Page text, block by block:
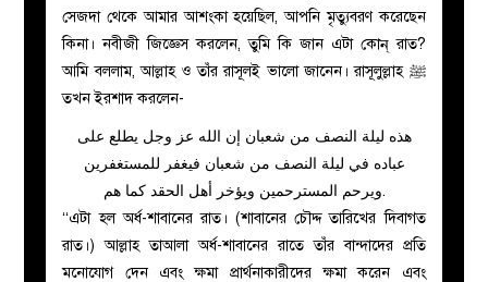
সেজদা থেকে আমার আশংকা হয়েছিল, আপনি মৃত্যুবরণ করেছেন
কিনা। নবীজী জিজ্ঞেস করলেন, তুমি কি জান এটা কোন্ রাত?
আমি বললাম, আল্লাহ ও তাঁর রাসূলই ভালো জানেন। রাসূলুল্লাহ ﷺ
তখন ইরশাদ করলেন-
هذه ليلة النصف من شعبان إن الله عز وجل يطلع على
عباده في ليلة النصف من شعبان فيغفر للمستغفرين
ويرحم المسترحمين ويؤخر أهل الحقد كما هم.
‘‘এটা হল অর্ধ-শাবানের রাত। (শাবানের চৌদ্দ তারিখের দিবাগত
রাত।) আল্লাহ তাআলা অর্ধ-শাবানের রাতে তাঁর বান্দাদের প্রতি
মনোযোগ দেন এবং ক্ষমা প্রার্থনাকারীদের ক্ষমা করেন এবং